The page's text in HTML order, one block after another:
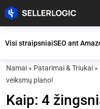
Visi straipsniaiSEO ant
Namai » Patarimai & Triukai »
veiksmų plano!
Kaip: 4